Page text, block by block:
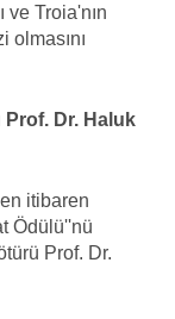
ve Troia'nın
olmasını
Dr. Haluk
itibaren
Ödülü''nü
Prof. Dr.